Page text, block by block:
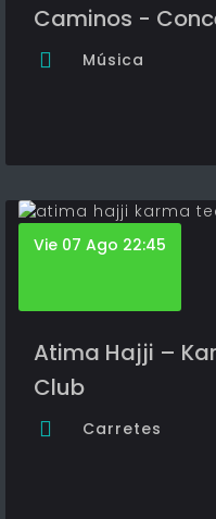
Caminos -
Música
Vie 07 Ago 22:45
Atima Hajji –
Club
Carretes